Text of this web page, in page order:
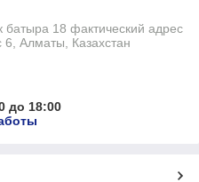
18 фактический адрес
6, Алматы, Казахстан
до 18:00